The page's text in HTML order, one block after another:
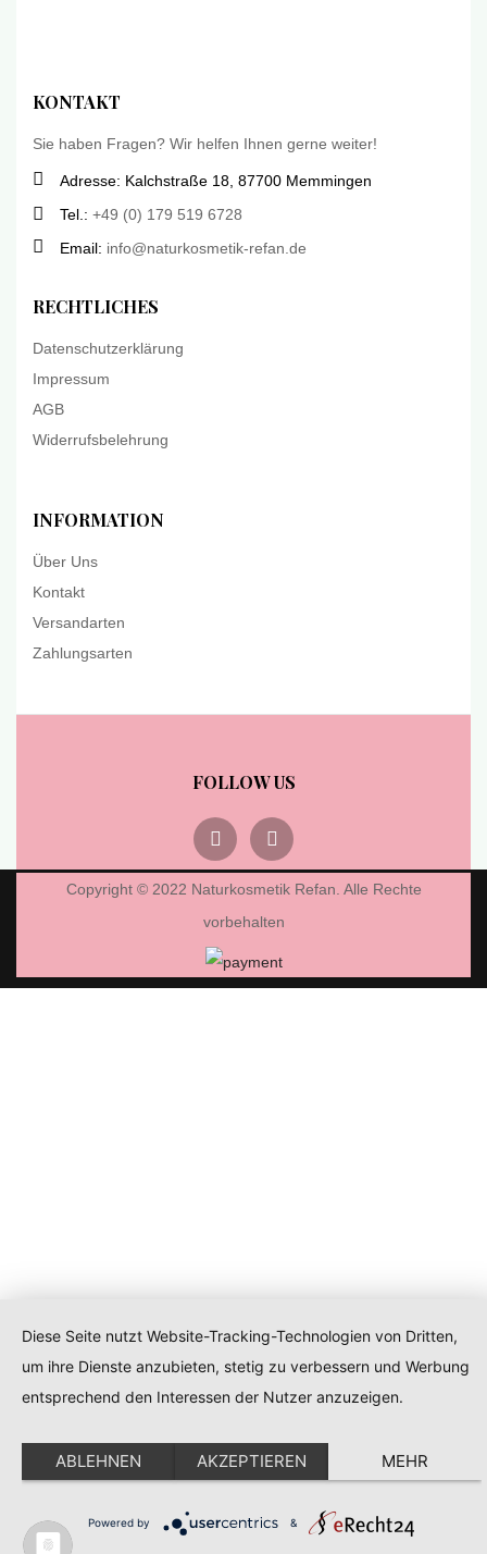
KONTAKT
Sie haben Fragen? Wir helfen Ihnen gerne weiter!
Adresse: Kalchstraße 18, 87700 Memmingen
Tel.: +49 (0) 179 519 6728
Email: info@naturkosmetik-refan.de
RECHTLICHES
Datenschutzerklärung
Impressum
AGB
Widerrufsbelehrung
INFORMATION
Über Uns
Kontakt
Versandarten
Zahlungsarten
FOLLOW US
Copyright © 2022 Naturkosmetik Refan. Alle Rechte
vorbehalten
Diese Seite nutzt Website-Tracking-Technologien von Dritten,
um ihre Dienste anzubieten, stetig zu verbessern und Werbung
entsprechend den Interessen der Nutzer anzuzeigen.
ABLEHNEN AKZEPTIEREN MEHR
Powered by &